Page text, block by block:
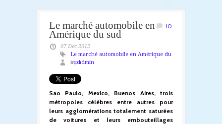
Le marché automobile en
Amérique du sud 10
07 Déc 2012
Le marché automobile en Amérique du
sud
byadmin
Sao Paulo, Mexico, Buenos Aires, trois
métropoles célèbres entre autres pour
leurs agglomérations totalement saturées
de voitures et leurs embouteillages